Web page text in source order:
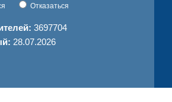
Отказаться
3697704
28.07.2026